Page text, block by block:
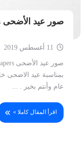
صور عيد الأضحى Eid al-Adha Wallpapers
بمناسبة عيد الاضحى
عام وأنتم بخير . ...
اقرأ المقال كاملا »